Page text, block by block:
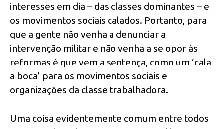
interesses em dia – das classes dominantes – e
os movimentos sociais calados. Portanto, para
que a gente não venha a denunciar a
intervenção militar e não venha a se opor às
reformas é que vem a sentença, como um ‘cala
a boca’ para os movimentos sociais e
organizações da classe trabalhadora.
Uma coisa evidentemente comum entre todos